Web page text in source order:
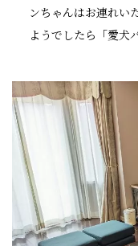
ンちゃんはお連れい
ようでしたら「愛犬